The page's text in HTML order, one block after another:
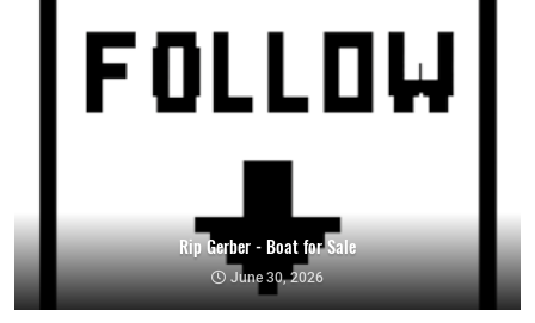
Rip Gerber - Boat for Sale
June 30, 2026